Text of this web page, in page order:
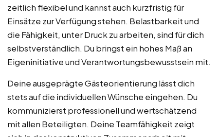
zeitlich flexibel und kannst auch kurzfristig für
Einsätze zur Verfügung stehen. Belastbarkeit und
die Fähigkeit, unter Druck zu arbeiten, sind für dich
selbstverständlich. Du bringst ein hohes Maß an
Eigeninitiative und Verantwortungsbewusstsein mit.
Deine ausgeprägte Gästeorientierung lässt dich
stets auf die individuellen Wünsche eingehen. Du
kommunizierst professionell und wertschätzend
mit allen Beteiligten. Deine Teamfähigkeit zeigt